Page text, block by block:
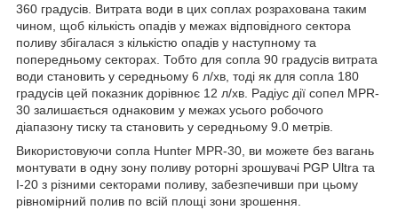
360 градусів. Витрата води в цих соплах розрахована таким
чином, щоб кількість опадів у межах відповідного сектора
поливу збігалася з кількістю опадів у наступному та
попередньому секторах. Тобто для сопла 90 градусів витрата
води становить у середньому 6 л/хв, тоді як для сопла 180
градусів цей показник дорівнює 12 л/хв. Радіус дії сопел MPR-
30 залишається однаковим у межах усього робочого
діапазону тиску та становить у середньому 9.0 метрів.
Використовуючи сопла Hunter MPR-30, ви можете без вагань
монтувати в одну зону поливу роторні зрошувачі PGP Ultra та
I-20 з різними секторами поливу, забезпечивши при цьому
рівномірний полив по всій площі зони зрошення.